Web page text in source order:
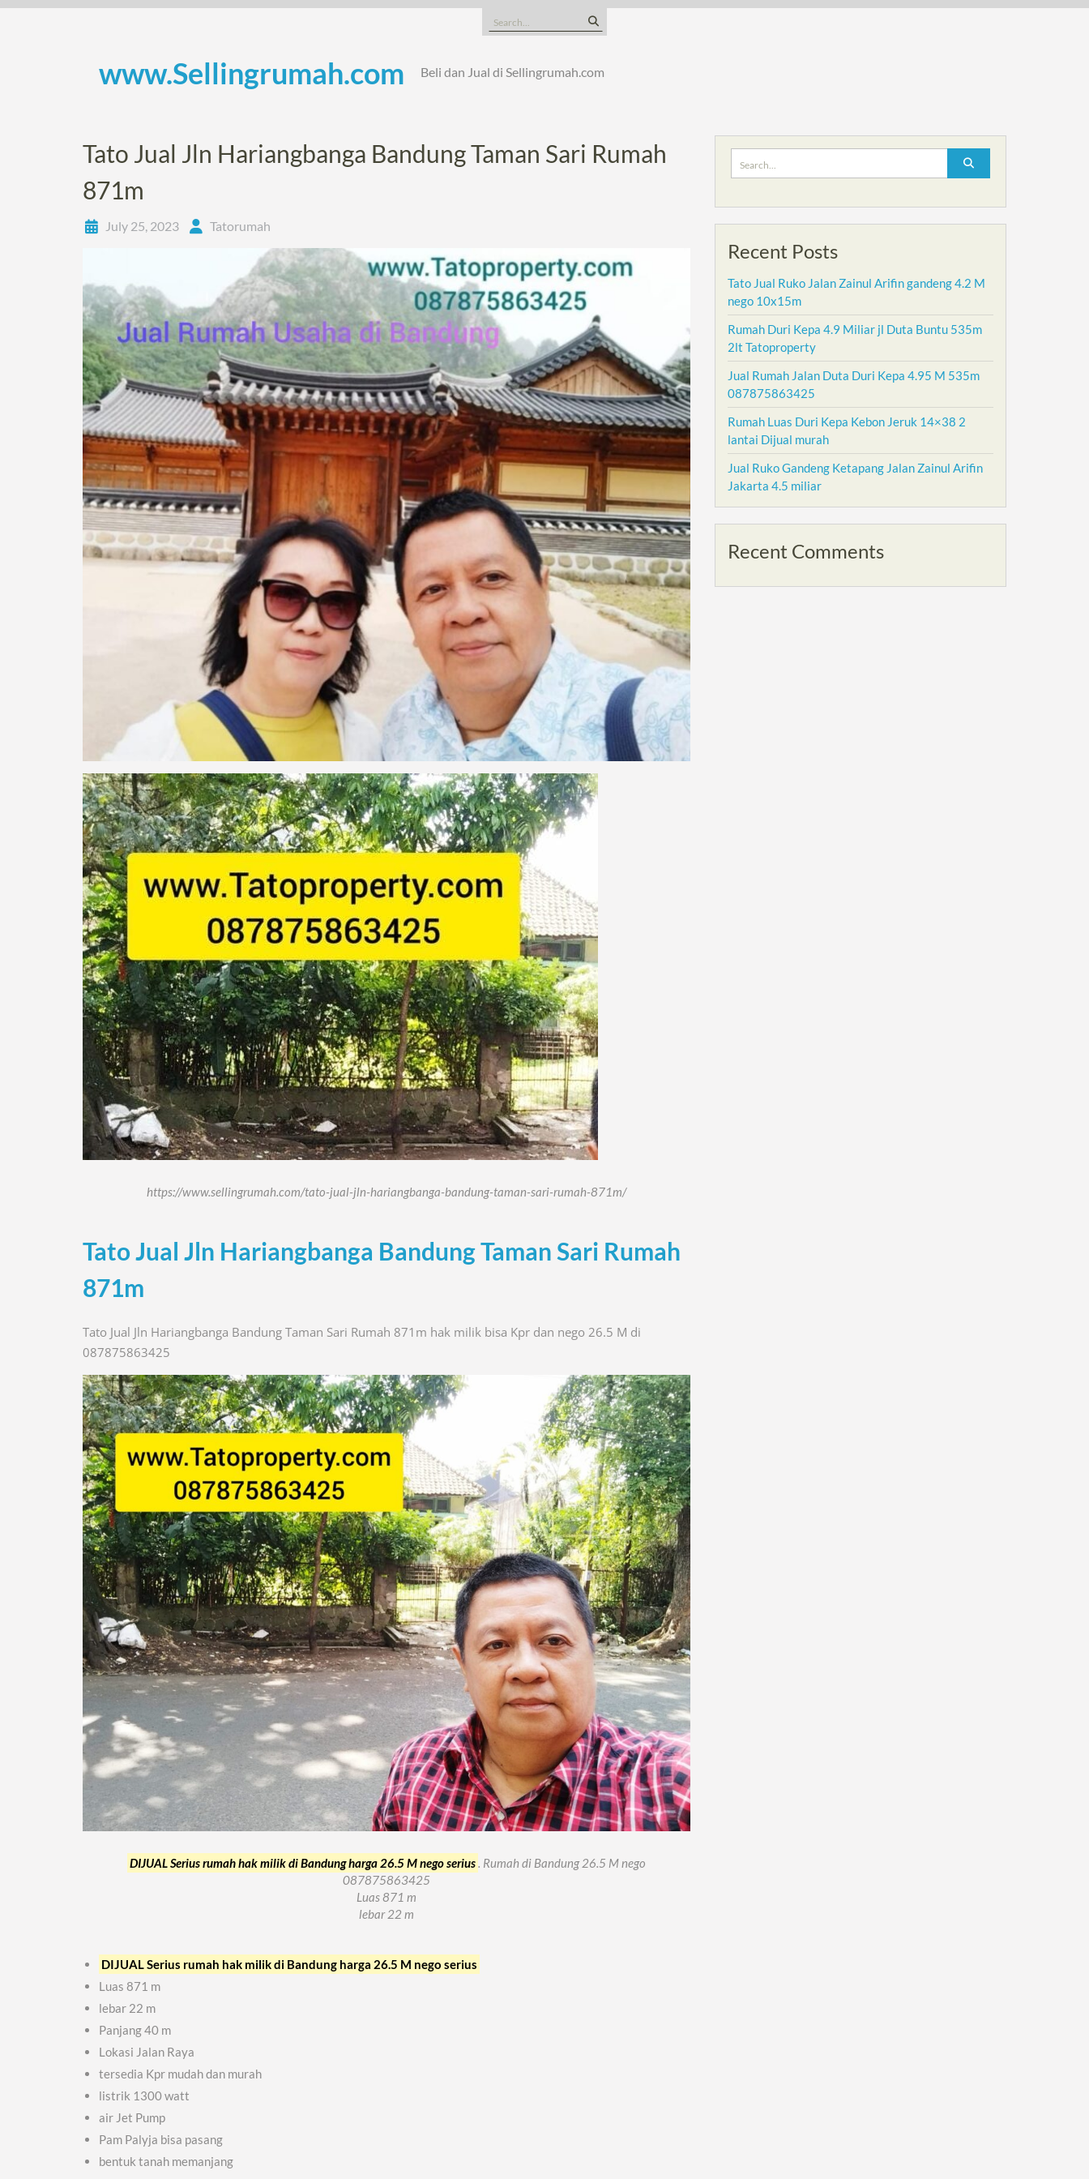
Skip
Search
for:
www.Sellingrumah.com Beli dan Jual di Sellingrumah.com
Tato Jual Jln Hariangbanga Bandung Taman Sari Rumah
871m
July 25, 2023 Tatorumah
https://www.sellingrumah.com/tato-jual-jln-hariangbanga-bandung-taman-sari-rumah-871m/
Tato Jual Jln Hariangbanga Bandung Taman Sari Rumah
871m
Tato Jual Jln Hariangbanga Bandung Taman Sari Rumah 871m hak milik bisa Kpr dan nego 26.5 M di
087875863425
DIJUAL Serius rumah hak milik di Bandung harga 26.5 M nego serius . Rumah di Bandung 26.5 M nego
087875863425
Luas 871 m
lebar 22 m
DIJUAL Serius rumah hak milik di Bandung harga 26.5 M nego serius
Luas 871 m
lebar 22 m
Panjang 40 m
Lokasi Jalan Raya
tersedia Kpr mudah dan murah
listrik 1300 watt
air Jet Pump
Pam Palyja bisa pasang
bentuk tanah memanjang
for:
Recent Posts
Tato Jual Ruko Jalan Zainul Arifin gandeng 4.2 M
nego 10x15m
Rumah Duri Kepa 4.9 Miliar jl Duta Buntu 535m
2lt Tatoproperty
Jual Rumah Jalan Duta Duri Kepa 4.95 M 535m
087875863425
Rumah Luas Duri Kepa Kebon Jeruk 14×38 2
lantai Dijual murah
Jual Ruko Gandeng Ketapang Jalan Zainul Arifin
Jakarta 4.5 miliar
Recent Comments